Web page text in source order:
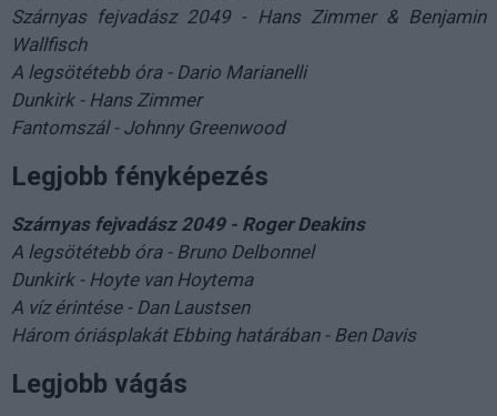
Szárnyas fejvadász 2049 - Hans Zimmer & Benjamin
Wallfisch
A legsötétebb óra - Dario Marianelli
Dunkirk - Hans Zimmer
Fantomszál - Johnny Greenwood
Legjobb fényképezés
Szárnyas fejvadász 2049 - Roger Deakins
A legsötétebb óra - Bruno Delbonnel
Dunkirk - Hoyte van Hoytema
A víz érintése - Dan Laustsen
Három óriásplakát Ebbing határában - Ben Davis
Legjobb vágás